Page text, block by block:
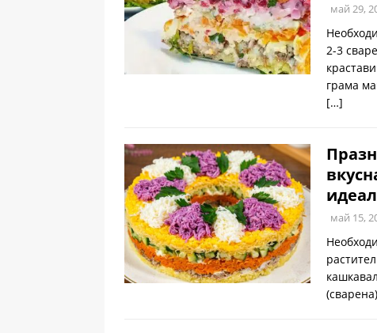
май 29,
2-3
грама
[…]
май 15,